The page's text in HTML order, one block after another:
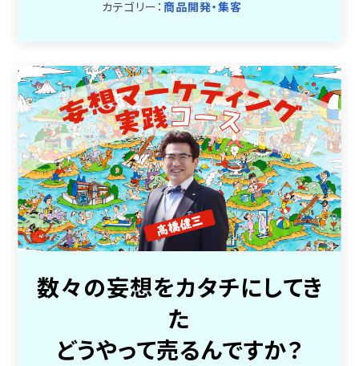
カテゴリー： 商品開発・集客
数々の妄想をカタチにしてき
た
どうやって売るんですか？